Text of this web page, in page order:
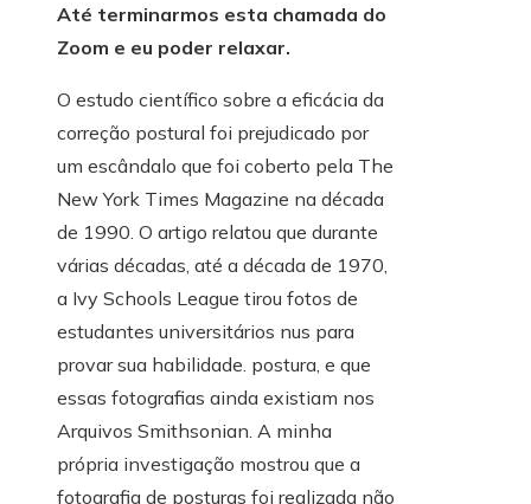
Até terminarmos esta chamada do
Zoom e eu poder relaxar.
O estudo científico sobre a eficácia da
correção postural foi prejudicado por
um escândalo que foi coberto pela The
New York Times Magazine na década
de 1990. O artigo relatou que durante
várias décadas, até a década de 1970,
a Ivy Schools League tirou fotos de
estudantes universitários nus para
provar sua habilidade. postura, e que
essas fotografias ainda existiam nos
Arquivos Smithsonian. A minha
própria investigação mostrou que a
fotografia de posturas foi realizada não